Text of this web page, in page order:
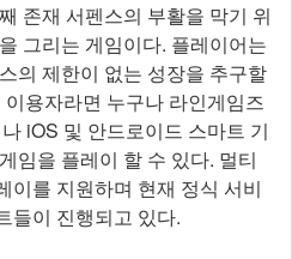
존재 서펜스의 부활을 막기 위
그리는 게임이다. 플레이어는
의 제한이 없는 성장을 추구할
용자라면 누구나 라인게임즈
iOS 및 안드로이드 스마트 기
임을 플레이 할 수 있다. 멀티
이를 지원하며 현재 정식 서비
들이 진행되고 있다.